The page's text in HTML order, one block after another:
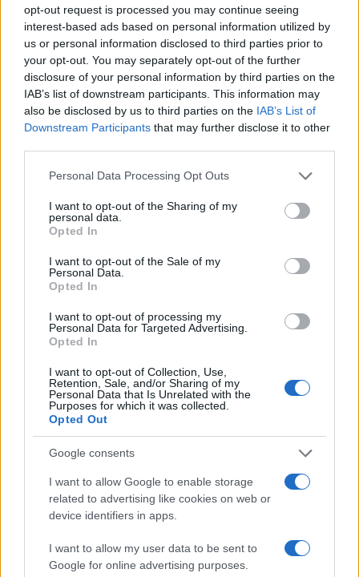
opt-out request is processed you may continue seeing
interest-based ads based on personal information utilized by
us or personal information disclosed to third parties prior to
your opt-out. You may separately opt-out of the further
disclosure of your personal information by third parties on the
IAB’s list of downstream participants. This information may
also be disclosed by us to third parties on the IAB’s List of
Downstream Participants that may further disclose it to other
Please note that this website/app uses one or more Google
not limited to your visit or usage behaviour. You may click to
grant or deny consent to Google and its third-party tags to
use your data for below specified purposes in below Google
consent section.
Personal Data Processing Opt Outs
I want to opt-out of the Sharing of my
personal data.
Opted In
I want to opt-out of the Sale of my
Personal Data.
Opted In
I want to opt-out of processing my
Personal Data for Targeted Advertising.
Opted In
I want to opt-out of Collection, Use,
Retention, Sale, and/or Sharing of my
Personal Data that Is Unrelated with the
Purposes for which it was collected.
Opted Out
Google consents
I want to allow Google to enable storage
related to advertising like cookies on web or
device identifiers in apps.
I want to allow my user data to be sent to
Google for online advertising purposes.
tra carburanti, spiagge e incendi
Matteo Pellegrino · 25 Lug 2026
NEWS E ATTUALITÀ
Lamezia International Film Fest: arte e cultura si
incontrano in Calabria
Camilla Pellegrini · 16 Lug 2026